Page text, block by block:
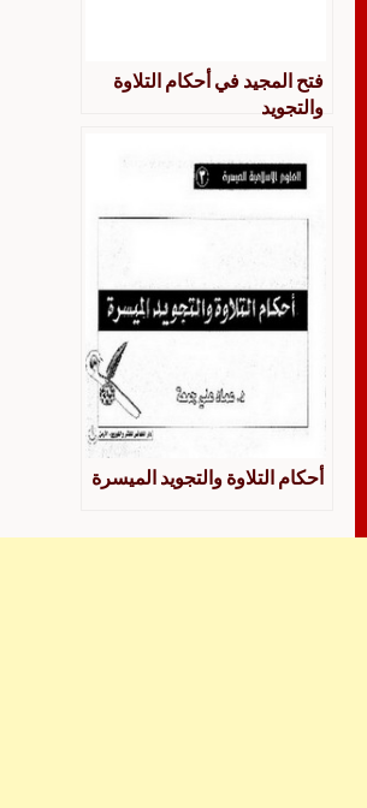
فتح المجيد في أحكام التلاوة
والتجويد
أحكام التلاوة والتجويد الميسرة